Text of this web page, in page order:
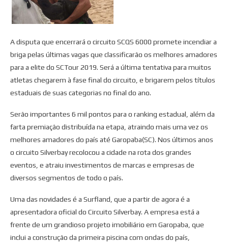
A disputa que encerrará o circuito SCQS 6000 promete incendiar a
briga pelas últimas vagas que classificarão os melhores amadores
para a elite do SCTour 2019. Será a última tentativa para muitos
atletas chegarem à fase final do circuito, e brigarem pelos títulos
estaduais de suas categorias no final do ano.
Serão importantes 6 mil pontos para o ranking estadual, além da
farta premiação distribuída na etapa, atraindo mais uma vez os
melhores amadores do país até Garopaba(SC). Nos últimos anos
o circuito Silverbay recolocou a cidade na rota dos grandes
eventos, e atraiu investimentos de marcas e empresas de
diversos segmentos de todo o país.
Uma das novidades é a Surfland, que a partir de agora é a
apresentadora oficial do Circuito Silverbay. A empresa está a
frente de um grandioso projeto imobiliário em Garopaba, que
inclui a construção da primeira piscina com ondas do país,